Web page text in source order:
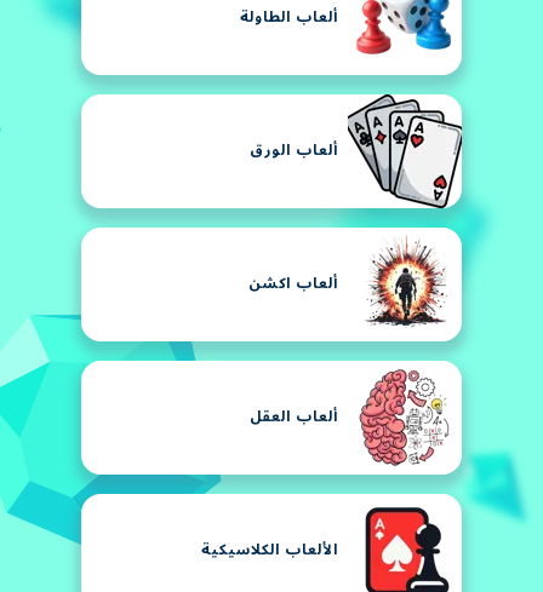
ألعاب الطاولة
ألعاب الورق
ألعاب اكشن
ألعاب العقل
الألعاب الكلاسيكية